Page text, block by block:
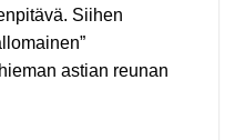
Siihen
astian reunan